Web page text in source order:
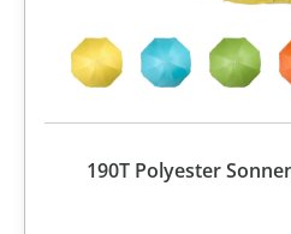
190T Polyester